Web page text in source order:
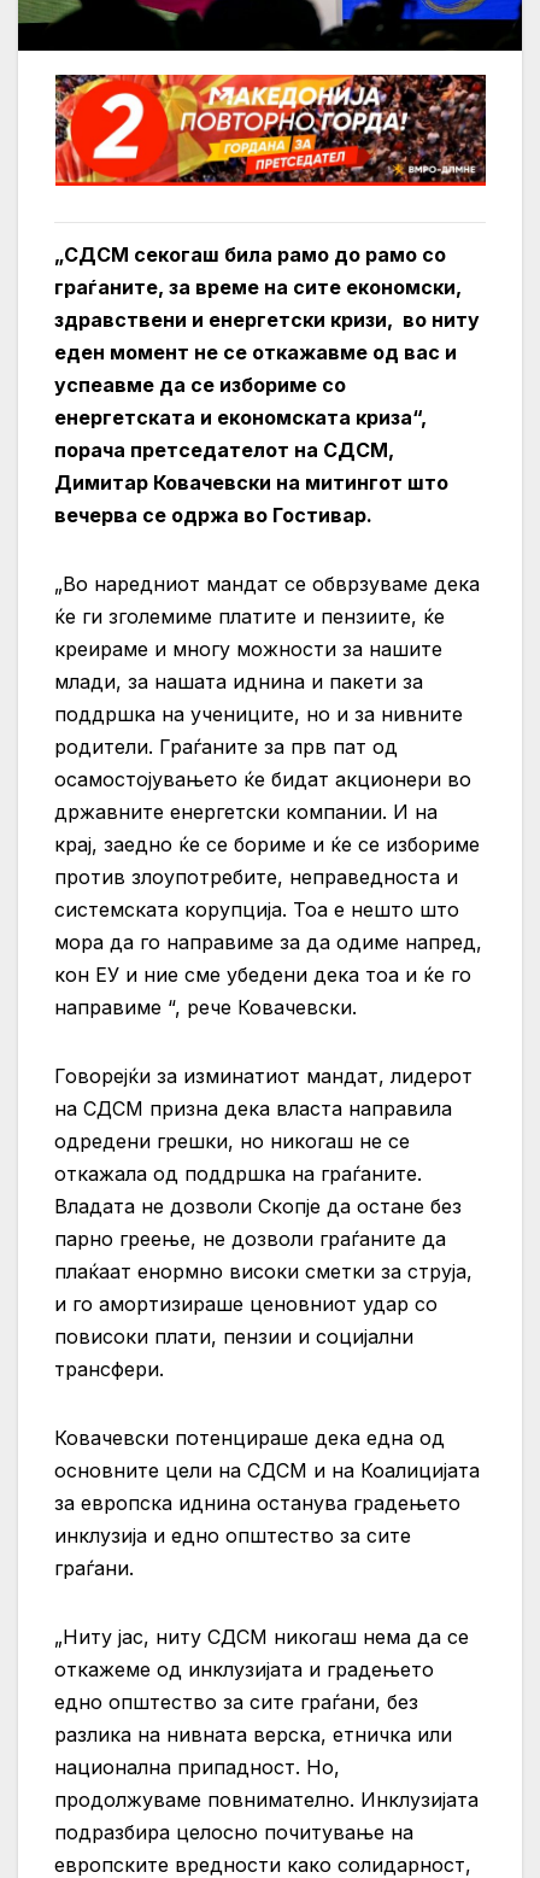
„СДСМ секогаш била рамо до рамо со
граѓаните, за време на сите економски,
здравствени и енергетски кризи, во ниту
еден момент не се откажавме од вас и
успеавме да се избориме со
енергетската и економската криза“,
порача претседателот на СДСМ,
Димитар Ковачевски на митингот што
вечерва се одржа во Гостивар.
„Во наредниот мандат се обврзуваме дека
ќе ги зголемиме платите и пензиите, ќе
креираме и многу можности за нашите
млади, за нашата иднина и пакети за
поддршка на учениците, но и за нивните
родители. Граѓаните за прв пат од
осамостојувањето ќе бидат акционери во
државните енергетски компании. И на
крај, заедно ќе се бориме и ќе се избориме
против злоупотребите, неправедноста и
системската корупција. Тоа е нешто што
мора да го направиме за да одиме напред,
кон ЕУ и ние сме убедени дека тоа и ќе го
направиме “, рече Ковачевски.
Говорејќи за изминатиот мандат, лидерот
на СДСМ призна дека власта направила
одредени грешки, но никогаш не се
откажала од поддршка на граѓаните.
Владата не дозволи Скопје да остане без
парно греење, не дозволи граѓаните да
плаќаат енормно високи сметки за струја,
и го амортизираше ценовниот удар со
повисоки плати, пензии и социјални
трансфери.
Ковачевски потенцираше дека една од
основните цели на СДСМ и на Коалицијата
за европска иднина останува градењето
инклузија и едно општество за сите
граѓани.
„Ниту јас, ниту СДСМ никогаш нема да се
откажеме од инклузијата и градењето
едно општество за сите граѓани, без
разлика на нивната верска, етничка или
национална припадност. Но,
продолжуваме повнимателно. Инклузијата
подразбира целосно почитување на
европските вредности како солидарност,